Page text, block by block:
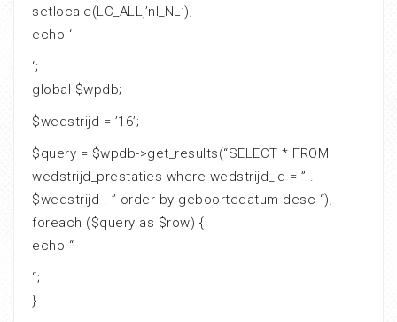
setlocale(LC_ALL,’nl_NL’);
echo ‘
‘;
global $wpdb;
$wedstrijd = ’16’;
$query = $wpdb->get_results(“SELECT * FROM
wedstrijd_prestaties where wedstrijd_id = ” .
$wedstrijd . ” order by geboortedatum desc “);
foreach ($query as $row) {
echo “
“;
}